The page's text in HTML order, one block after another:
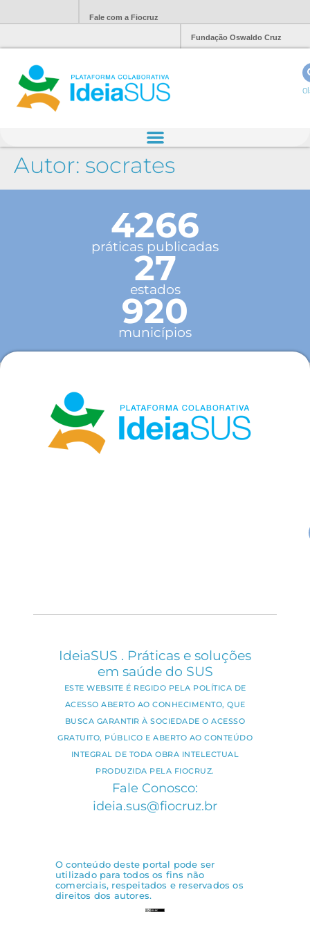
Fale com a Fiocruz
Fundação Oswaldo Cruz
Autor: socrates
4266
práticas publicadas
27
estados
920
municípios
IdeiaSUS . Práticas e soluções
em saúde do SUS
ESTE WEBSITE É REGIDO PELA POLÍTICA DE
ACESSO ABERTO AO CONHECIMENTO, QUE
BUSCA GARANTIR À SOCIEDADE O ACESSO
GRATUITO, PÚBLICO E ABERTO AO CONTEÚDO
INTEGRAL DE TODA OBRA INTELECTUAL
PRODUZIDA PELA FIOCRUZ.
Fale Conosco:
ideia.sus@fiocruz.br
O conteúdo deste portal pode ser
utilizado para todos os fins não
comerciais, respeitados e reservados os
direitos dos autores.